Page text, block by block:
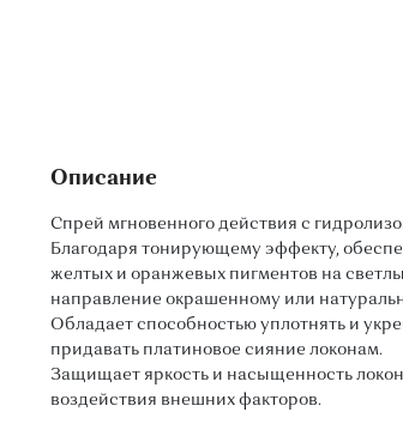
Описание
Спрей мгновенного действия с
Благодаря тонирующему эффекту,
желтых и оранжевых пигментов на
направление окрашенному или
Обладает способностью уплотнять и
придавать платиновое сияние локонам.
Защищает яркость и насыщенность
воздействия внешних факторов.